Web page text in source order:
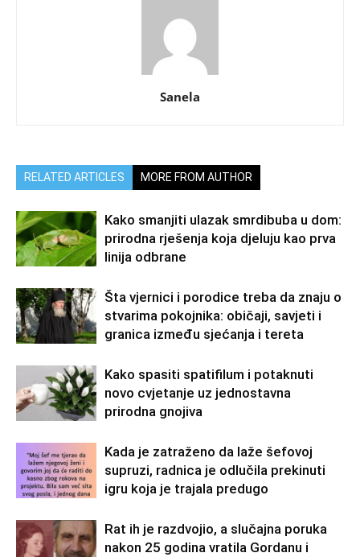
Sanela
RELATED ARTICLES MORE FROM AUTHOR
Kako smanjiti ulazak smrdibuba u dom:
prirodna rješenja koja djeluju kao prva
linija odbrane
Šta vjernici i porodice treba da znaju o
stvarima pokojnika: običaji, savjeti i
granica između sjećanja i tereta
Kako spasiti spatifilum i potaknuti
novo cvjetanje uz jednostavna
prirodna gnojiva
Kada je zatraženo da laže šefovoj
supruzi, radnica je odlučila prekinuti
igru koja je trajala predugo
Rat ih je razdvojio, a slučajna poruka
nakon 25 godina vratila Gordanu i